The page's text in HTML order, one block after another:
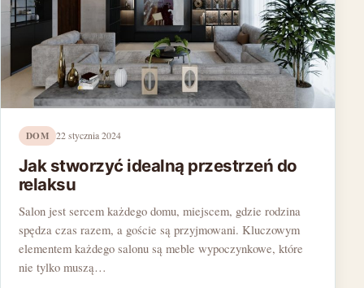
DOM 22 stycznia 2024
Jak stworzyć idealną przestrzeń do
relaksu
Salon jest sercem każdego domu, miejscem, gdzie rodzina
spędza czas razem, a goście są przyjmowani. Kluczowym
elementem każdego salonu są meble wypoczynkowe, które
nie tylko muszą…